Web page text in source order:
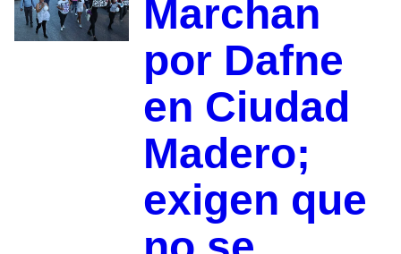
Marchan
por Dafne
en Ciudad
Madero;
exigen que